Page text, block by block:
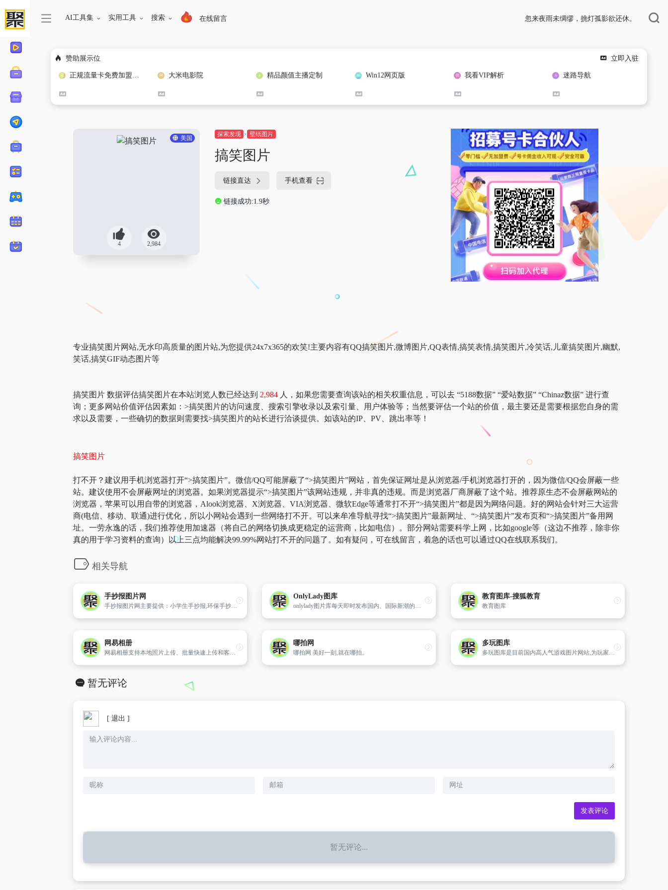
AI工具集 实用工具 搜索 在线留言 忽来夜雨未绸缪，挑灯孤影欲还休。
赞助展示位 立即入驻
正规流量卡免费加盟合作 大米电影院 精品颜值主播定制 Win12网页版 我看VIP解析 迷路导航
美国
4 2,984
探索发现 壁纸图片
搞笑图片
链接直达 手机查看
链接成功:1.9秒
专业搞笑图片网站,无水印高质量的图片站,为您提供24x7x365的欢笑!主要内容有QQ搞笑图片,微博图片,QQ表情,搞笑表情,搞笑图片,冷笑话,儿童搞笑图片,幽默,
笑话,搞笑GIF动态图片等
搞笑图片 数据评估搞笑图片在本站浏览人数已经达到 2,984 人，如果您需要查询该站的相关权重信息，可以去 “5188数据” “爱站数据” “Chinaz数据” 进行查
询；更多网站价值评估因素如：>搞笑图片的访问速度、搜索引擎收录以及索引量、用户体验等；当然要评估一个站的价值，最主要还是需要根据您自身的需
求以及需要，一些确切的数据则需要找>搞笑图片的站长进行洽谈提供。如该站的IP、PV、跳出率等！
搞笑图片
打不开？建议用手机浏览器打开“>搞笑图片”。微信/QQ可能屏蔽了“>搞笑图片”网站，首先保证网址是从浏览器/手机浏览器打开的，因为微信/QQ会屏蔽一些
站。建议使用不会屏蔽网址的浏览器。如果浏览器提示“>搞笑图片”该网站违规，并非真的违规。而是浏览器厂商屏蔽了这个站。推荐原生态不会屏蔽网站的
浏览器，苹果可以用自带的浏览器，Alook浏览器、X浏览器、VIA浏览器、微软Edge等通常打不开“>搞笑图片”都是因为网络问题。好的网站会针对三大运营
商(电信、移动、联通)进行优化，所以小网站会遇到一些网络打不开。可以来牟准导航寻找“>搞笑图片”最新网址、“>搞笑图片”发布页和“>搞笑图片”备用网
址。一劳永逸的话，我们推荐使用加速器（将自己的网络切换成更稳定的运营商，比如电信）。部分网站需要科学上网，比如google等（这边不推荐，除非你
真的用于学习资料的查询）以上三点均能解决99.99%网站打不开的问题了。如有疑问，可在线留言，着急的话也可以通过QQ在线联系我们。
相关导航
手抄报图片网
手抄报图片网主要提供：小学生手抄报,环保手抄报,健康手抄报, 安全手抄报,手抄报花边, 读书手抄报,手抄报模板等手抄报版面设计图大全!
OnlyLady图库
onlylady图片库每天即时发布国内、国际新潮的高清图片,图库内容涉及时尚图片、达人图片、明星图片、生活图片、奢华图片、独家图片等,网罗全面丰富的图片资讯,打造时尚潮流的高清图片大全。
教育图库-搜狐教育
教育图库
网易相册
网易相册支持本地照片上传、批量快速上传和客户端快速上传,提供在线网络相册的稳定储存、VIP相册空间图片外链、摄影分享展示等服务。
哪拍网
哪拍网 美好一刻,就在哪拍。
多玩图库
多玩图库是目前国内高人气游戏图片网站,为玩家提供各类游戏好看的图片、非主流图片,搞笑图片等,看图片上多玩图库!
暂无评论
[ 退出 ]
暂无评论...